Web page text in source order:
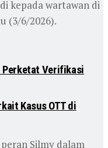
kepada wartawan di
(3/6/2026).
Perketat Verifikasi
Kasus OTT di
Silmy dalam